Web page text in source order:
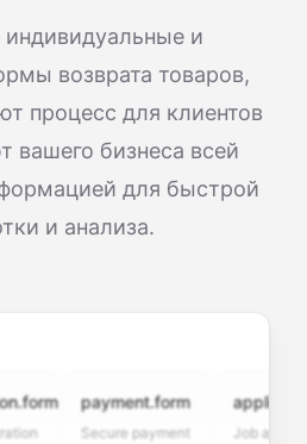
индивидуальные и
возврата товаров,
процесс для клиентов
вашего бизнеса всей
для быстрой
и анализа.
payment.form
Secure payment
Job application